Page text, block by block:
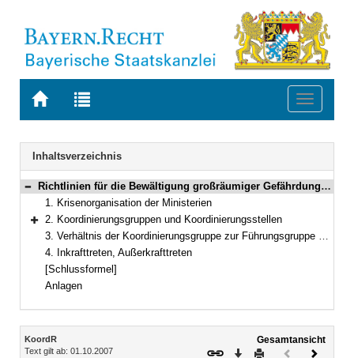
Zur
BAYERN.RECHT
Zur
letzten
Suche
Toggle
Navigation
Inhaltsverzeichnis
Bereich reduzieren
Richtlinien für die Bewältigung großräumiger Gefährdungslagen und anderer koordinierungsbedürftiger Ereignisse unterhalb der Katastrophenschwelle
1. Krisenorganisation der Ministerien
Bereich erweitern
2. Koordinierungsgruppen und Koordinierungsstellen
3. Verhältnis der Koordinierungsgruppe zur Führungsgruppe Katastrophenschutz
4. Inkrafttreten, Außerkrafttreten
[Schlussformel]
Anlagen
Inhalt
KoordR
Text gilt ab: 01.10.2007
Gesamtansicht
Download
DruckenVorheriges